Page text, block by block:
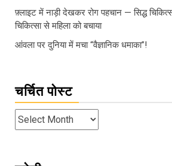
फ़्लाइट में नाड़ी देखकर रोग पहचान — सिद्ध
चिकित्सा से महिला को बचाया
आंवला पर दुनिया में मचा “वैज्ञानिक धमाका”!
चर्चित पोस्ट